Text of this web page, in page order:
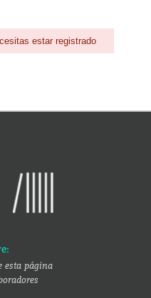
estar registrado
esta página